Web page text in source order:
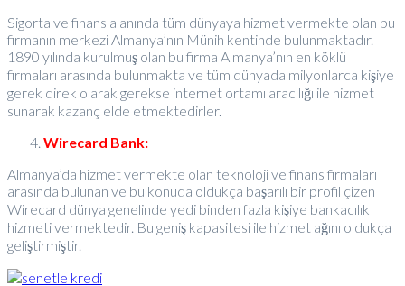
Sigorta ve finans alanında tüm dünyaya hizmet vermekte olan bu
firmanın merkezi Almanya’nın Münih kentinde bulunmaktadır.
1890 yılında kurulmuş olan bu firma Almanya’nın en köklü
firmaları arasında bulunmakta ve tüm dünyada milyonlarca kişiye
gerek direk olarak gerekse internet ortamı aracılığı ile hizmet
sunarak kazanç elde etmektedirler.
Wirecard Bank:
Almanya’da hizmet vermekte olan teknoloji ve finans firmaları
arasında bulunan ve bu konuda oldukça başarılı bir profil çizen
Wirecard dünya genelinde yedi binden fazla kişiye bankacılık
hizmeti vermektedir. Bu geniş kapasitesi ile hizmet ağını oldukça
geliştirmiştir.